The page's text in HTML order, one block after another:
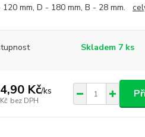
120 mm, D - 180 mm, B - 28 mm.
Skladem 7 ks
Kč/ks
bez DPH